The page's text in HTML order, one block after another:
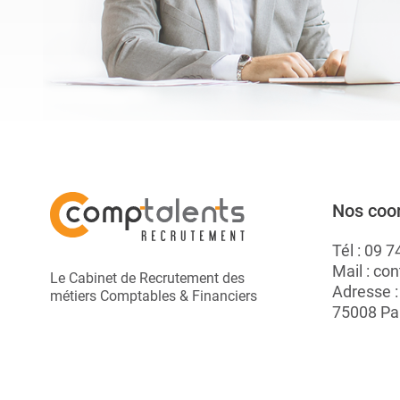
Le Cabinet de Recrutement des
métiers Comptables & Financiers
Nos
Tél : 09
Mail :
Adresse
75008